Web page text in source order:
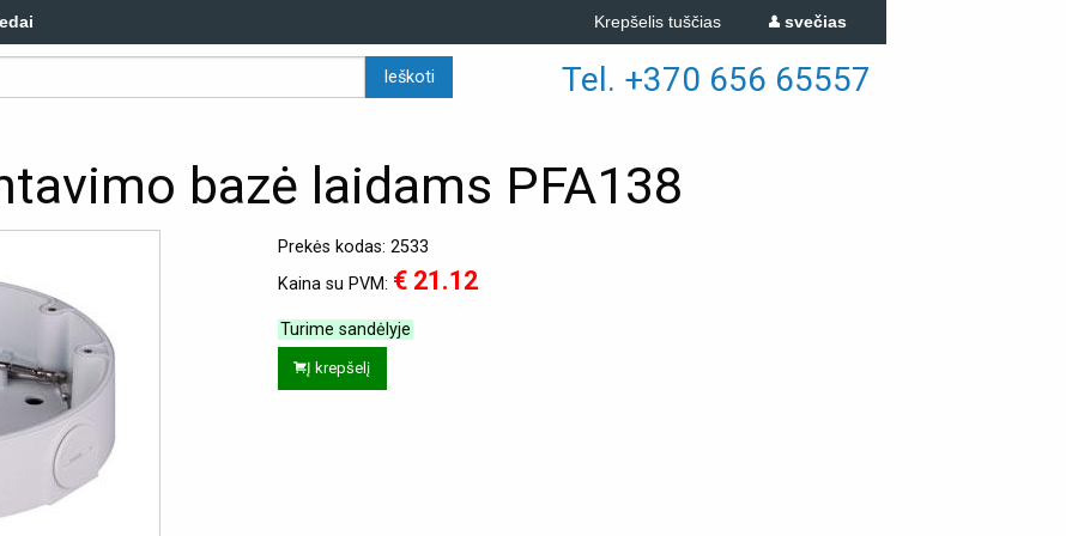
svečias
Krepšelis tuščias
Tel. +370 656 65557
bazė laidams PFA138
Prekės kodas: 2533
Kaina su PVM: € 21.12
Turime sandėlyje
Į krepšelį